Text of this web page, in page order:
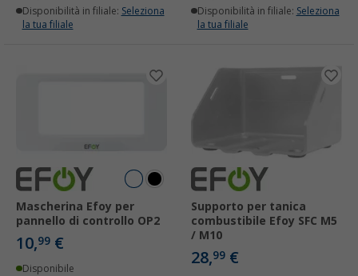
Disponibilità in filiale: Seleziona
la tua filiale
Disponibilità in filiale: Seleziona
la tua filiale
Mascherina Efoy per
pannello di controllo OP2
10,99 €
Disponibile
Supporto per tanica
combustibile Efoy SFC M5
/ M10
28,99 €